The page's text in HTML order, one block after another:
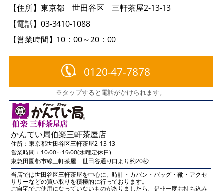
【住所】東京都 世田谷区 三軒茶屋2-13-13
【電話】03-3410-1088
【営業時間】10：00～20：00
0120-47-7878
※タップすると電話がかけられます。
かんてい局伯楽三軒茶屋店
住所： 東京都世田谷区三軒茶屋2-13-13
営業時間：10:00～19:00(水曜定休日)
東急田園都市線三軒茶屋 世田谷通り口より約20秒
当店では世田谷区三軒茶屋を中心に、時計・カバン・バッグ・靴・アクセ
サリーなどの買い取りを積極的に行っております。
ご自宅でご使用になっていないものがありましたら、是非一度お持ち込み